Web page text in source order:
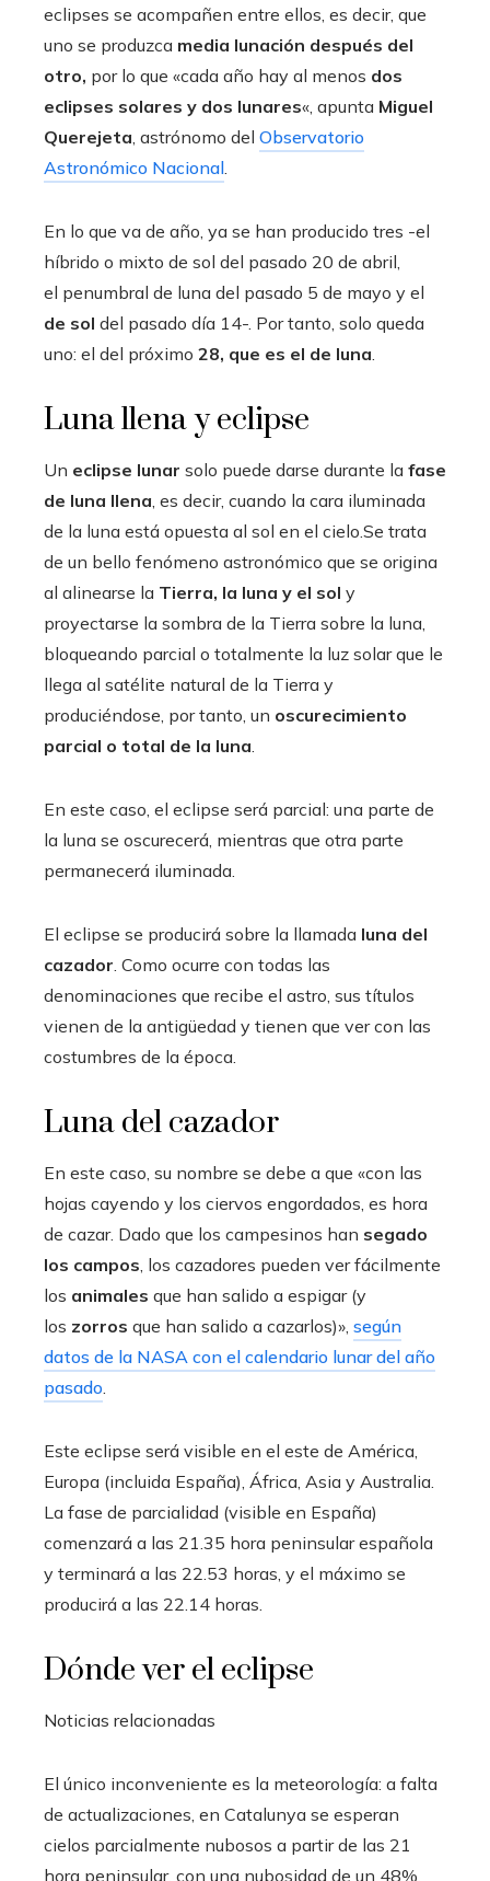
eclipses se acompañen entre ellos, es decir, que
uno se produzca media lunación después del
otro, por lo que «cada año hay al menos dos
eclipses solares y dos lunares«, apunta Miguel
Querejeta, astrónomo del Observatorio
Astronómico Nacional.
En lo que va de año, ya se han producido tres -el
híbrido o mixto de sol del pasado 20 de abril,
el penumbral de luna del pasado 5 de mayo y el
de sol del pasado día 14-. Por tanto, solo queda
uno: el del próximo 28, que es el de luna.
Luna llena y eclipse
Un eclipse lunar solo puede darse durante la fase
de luna llena, es decir, cuando la cara iluminada
de la luna está opuesta al sol en el cielo.Se trata
de un bello fenómeno astronómico que se origina
al alinearse la Tierra, la luna y el sol y
proyectarse la sombra de la Tierra sobre la luna,
bloqueando parcial o totalmente la luz solar que le
llega al satélite natural de la Tierra y
produciéndose, por tanto, un oscurecimiento
parcial o total de la luna.
En este caso, el eclipse será parcial: una parte de
la luna se oscurecerá, mientras que otra parte
permanecerá iluminada.
El eclipse se producirá sobre la llamada luna del
cazador. Como ocurre con todas las
denominaciones que recibe el astro, sus títulos
vienen de la antigüedad y tienen que ver con las
costumbres de la época.
Luna del cazador
En este caso, su nombre se debe a que «con las
hojas cayendo y los ciervos engordados, es hora
de cazar. Dado que los campesinos han segado
los campos, los cazadores pueden ver fácilmente
los animales que han salido a espigar (y
los zorros que han salido a cazarlos)», según
datos de la NASA con el calendario lunar del año
pasado.
Este eclipse será visible en el este de América,
Europa (incluida España), África, Asia y Australia.
La fase de parcialidad (visible en España)
comenzará a las 21.35 hora peninsular española
y terminará a las 22.53 horas, y el máximo se
producirá a las 22.14 horas.
Dónde ver el eclipse
Noticias relacionadas
El único inconveniente es la meteorología: a falta
de actualizaciones, en Catalunya se esperan
cielos parcialmente nubosos a partir de las 21
hora peninsular, con una nubosidad de un 48%.